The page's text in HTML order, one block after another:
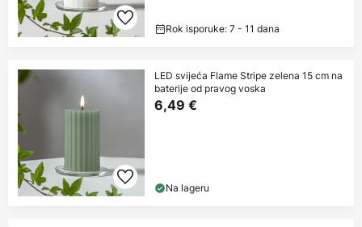
Rok isporuke: 7 - 11 dana
LED svijeća Flame Stripe zelena 15 cm na
baterije od pravog voska
6,49 €
Na lageru